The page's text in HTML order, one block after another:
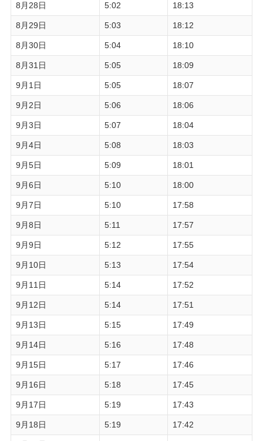
8月28日 5:02 18:13
8月29日 5:03 18:12
8月30日 5:04 18:10
8月31日 5:05 18:09
9月1日 5:05 18:07
9月2日 5:06 18:06
9月3日 5:07 18:04
9月4日 5:08 18:03
9月5日 5:09 18:01
9月6日 5:10 18:00
9月7日 5:10 17:58
9月8日 5:11 17:57
9月9日 5:12 17:55
9月10日 5:13 17:54
9月11日 5:14 17:52
9月12日 5:14 17:51
9月13日 5:15 17:49
9月14日 5:16 17:48
9月15日 5:17 17:46
9月16日 5:18 17:45
9月17日 5:19 17:43
9月18日 5:19 17:42